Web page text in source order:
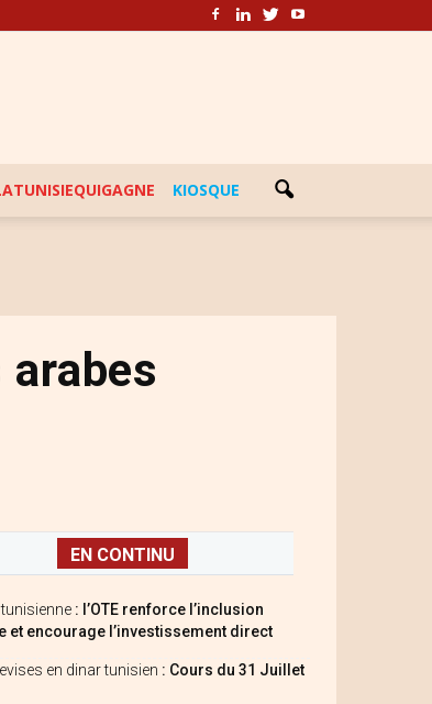
KIOSQUE
arabes
EN CONTINU
: l’OTE renforce l’inclusion
et encourage l’investissement direct
en dinar tunisien : Cours du 31 Juillet